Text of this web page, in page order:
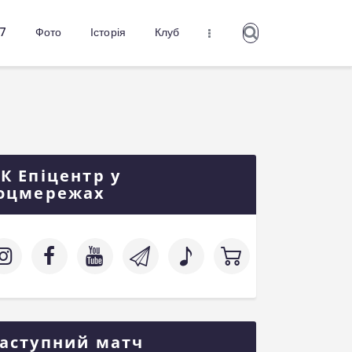
Фото Історія Клуб
Епіцентр у
матч